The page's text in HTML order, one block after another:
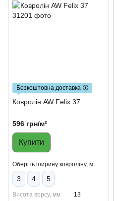
Безкоштовна доставка 🛈
Ковролін AW Felix 37
596 грн/м²
Купити
Оберіть ширину ковроліну, м
3 4 5
Висота ворсу, мм
13